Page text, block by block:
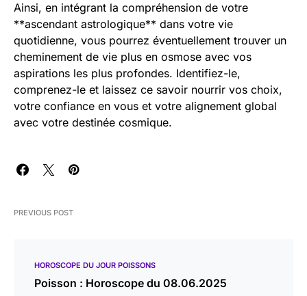
Ainsi, en intégrant la compréhension de votre
**ascendant astrologique** dans votre vie
quotidienne, vous pourrez éventuellement trouver un
cheminement de vie plus en osmose avec vos
aspirations les plus profondes. Identifiez-le,
comprenez-le et laissez ce savoir nourrir vos choix,
votre confiance en vous et votre alignement global
avec votre destinée cosmique.
PREVIOUS POST
HOROSCOPE DU JOUR POISSONS
Poisson : Horoscope du 08.06.2025